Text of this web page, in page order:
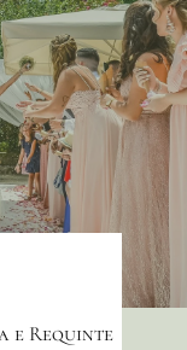
e Requinte